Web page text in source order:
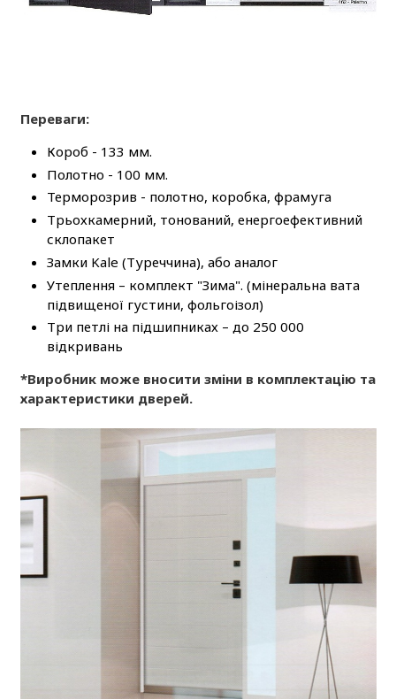
Переваги:
Короб - 133 мм.
Полотно - 100 мм.
Терморозрив - полотно, коробка, фрамуга
Трьохкамерний, тонований, енергоефективний
склопакет
Замки Kale (Туреччина), або аналог
Утеплення – комплект "Зима". (мінеральна вата
підвищеної густини, фольгоізол)
Три петлі на підшипниках – до 250 000
відкривань
*Виробник може вносити зміни в комплектацію та
характеристики дверей.